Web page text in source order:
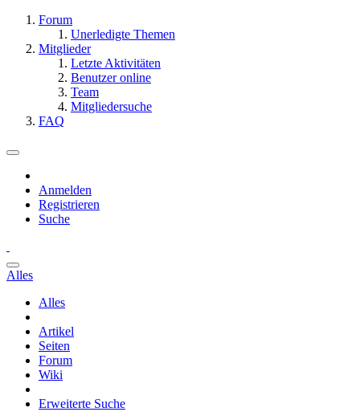
Forum
Unerledigte Themen
Mitglieder
Letzte Aktivitäten
Benutzer online
Team
Mitgliedersuche
FAQ
Anmelden
Registrieren
Suche
Alles
Alles
Artikel
Seiten
Forum
Wiki
Erweiterte Suche